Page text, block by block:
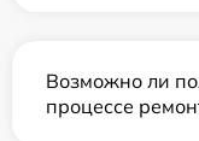
Возможно ли
процессе